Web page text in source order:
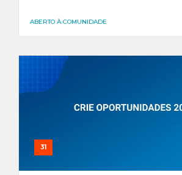
ABERTO À COMUNIDADE
31